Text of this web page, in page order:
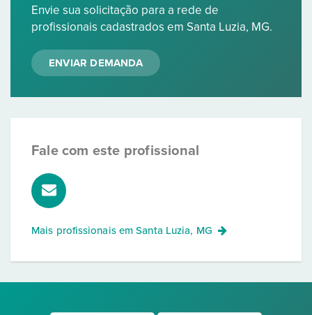
Envie sua solicitação para a rede de
profissionais cadastrados em Santa Luzia, MG.
ENVIAR DEMANDA
Fale com este profissional
Mais profissionais emSanta Luzia, MG